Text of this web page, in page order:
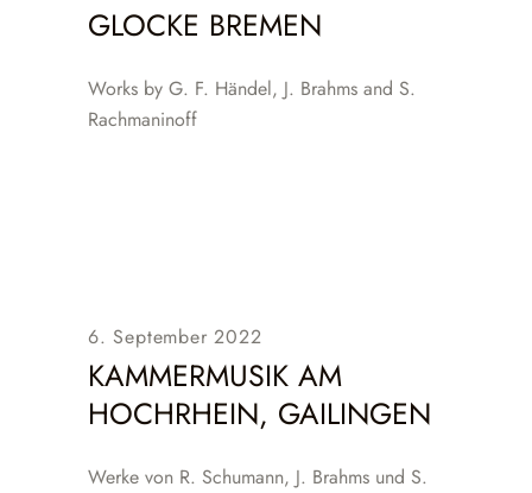
GLOCKE BREMEN
Works by G. F. Händel, J. Brahms and S.
Rachmaninoff
6. September 2022
KAMMERMUSIK AM
HOCHRHEIN, GAILINGEN
Werke von R. Schumann, J. Brahms und S.